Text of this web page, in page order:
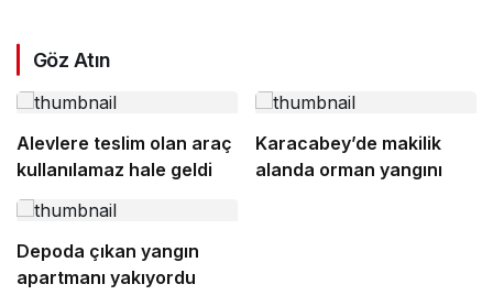
Göz Atın
Alevlere teslim olan araç
kullanılamaz hale geldi
Karacabey’de makilik
alanda orman yangını
Depoda çıkan yangın
apartmanı yakıyordu